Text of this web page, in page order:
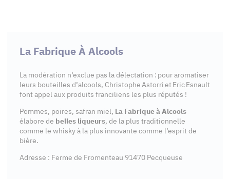
La Fabrique À Alcools
La modération n’exclue pas la délectation : pour aromatiser
leurs bouteilles d’alcools, Christophe Astorri et Eric Esnault
font appel aux produits franciliens les plus réputés !
Pommes, poires, safran miel, La Fabrique à Alcools
élabore de belles liqueurs, de la plus traditionnelle
comme le whisky à la plus innovante comme l’esprit de
bière.
Adresse : Ferme de Fromenteau 91470 Pecqueuse